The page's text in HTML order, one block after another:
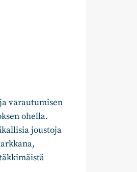
varautumisen
ohella.
joustoja